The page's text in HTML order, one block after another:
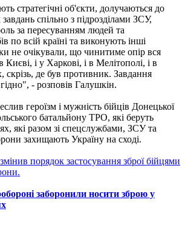
стратегічні об'єкти, долучаються до
спільно з підрозділами ЗСУ,
за пересуванням людей та
по всій країні та виконують інші
не очікували, що чинитиме опір вся
Києві, і у Харкові, і в Мелітополі, і в
скрізь, де був противник. Завдання
- розповів Галушкін.
героїзм і мужність бійців Донецької
батальйону ТРО, які беруть
які разом зі спецслужбами, ЗСУ та
захищають Україну на сході.
змінив порядок застосування зброї бійцями
заборонили носити зброю у